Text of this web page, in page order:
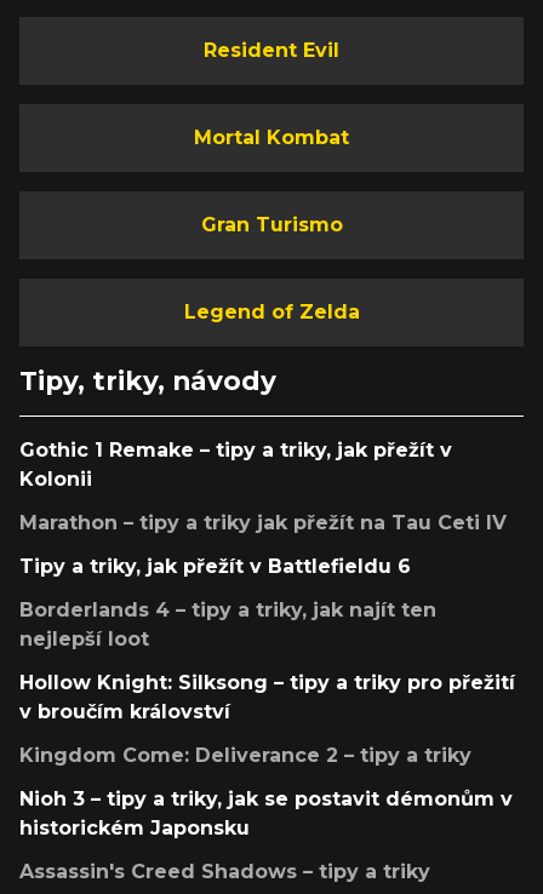
Resident Evil
Mortal Kombat
Gran Turismo
Legend of Zelda
Tipy, triky, návody
Gothic 1 Remake – tipy a triky, jak přežít v
Kolonii
Marathon – tipy a triky jak přežít na Tau Ceti IV
Tipy a triky, jak přežít v Battlefieldu 6
Borderlands 4 – tipy a triky, jak najít ten
nejlepší loot
Hollow Knight: Silksong – tipy a triky pro přežití
v broučím království
Kingdom Come: Deliverance 2 – tipy a triky
Nioh 3 – tipy a triky, jak se postavit démonům v
historickém Japonsku
Assassin's Creed Shadows – tipy a triky